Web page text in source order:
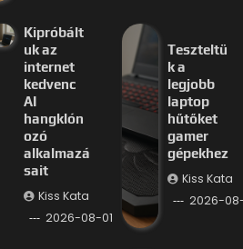
Kipróbált
uk az
internet
kedvenc
AI
hangklón
ozó
alkalmazá
sait
Kiss Kata
2026-08-01
Teszteltü
k a
legjobb
laptop
hűtőket
gamer
gépekhez
Kiss Kata
2026-